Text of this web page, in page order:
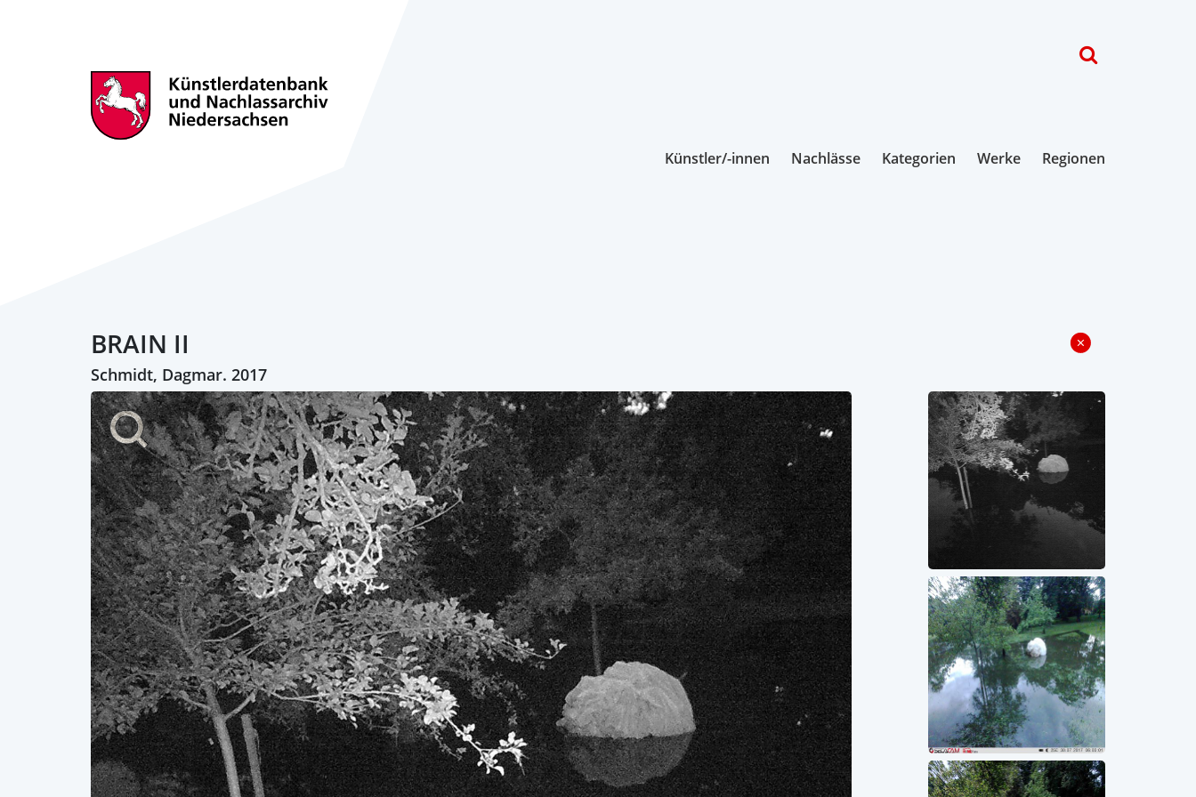
Künstler/-innen Nachlässe Kategorien Werke Regionen
BRAIN II
Schmidt, Dagmar. 2017